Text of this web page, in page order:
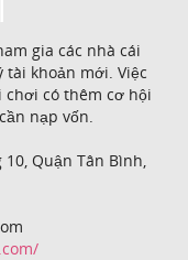
gia các nhà cái
khoản mới. Việc
có thêm cơ hội
nạp vốn.
Quận Tân Bình,